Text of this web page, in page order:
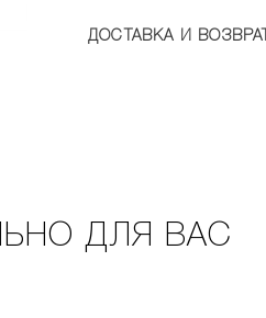
ДОСТАВКА И ВОЗВРАТ
ДЛЯ ВАС